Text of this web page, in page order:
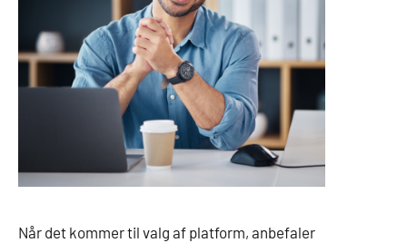
Når det kommer til valg af platform, anbefaler